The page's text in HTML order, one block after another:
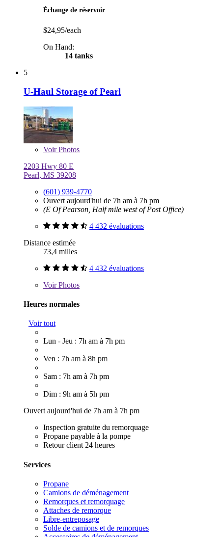
Échange de réservoir
$24,95/each
On Hand:
14 tanks
5
U-Haul Storage of Pearl
VoirPhotos
2203 Hwy 80 E
Pearl, MS 39208
(601) 939-4770
Ouvert aujourd'hui de 7h am à 7h pm
(E Of Pearson, Half mile west of Post Office)
4 432 évaluations
Distance estimée
73,4 milles
4 432 évaluations
VoirPhotos
Heures normales
Voir tout
Lun - Jeu : 7h am à 7h pm
Ven : 7h am à 8h pm
Sam : 7h am à 7h pm
Dim : 9h am à 5h pm
Ouvert aujourd'hui de 7h am à 7h pm
Inspection gratuite du remorquage
Propane payable à la pompe
Retour client 24 heures
Services
Propane
Camions de déménagement
Remorques et remorquage
Attaches de remorque
Libre-entreposage
Solde de camions et de remorques